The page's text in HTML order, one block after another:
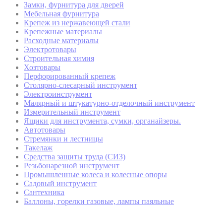
Замки, фурнитура для дверей
Мебельная фурнитура
Крепеж из нержавеющей стали
Крепежные материалы
Расходные материалы
Электротовары
Строительная химия
Хозтовары
Перфорированный крепеж
Столярно-слесарный инструмент
Электроинструмент
Малярный и штукатурно-отделочный инструмент
Измерительный инструмент
Ящики для инструмента, сумки, органайзеры.
Автотовары
Стремянки и лестницы
Такелаж
Средства защиты труда (СИЗ)
Резьбонарезной инструмент
Промышленные колеса и колесные опоры
Садовый инструмент
Сантехника
Баллоны, горелки газовые, лампы паяльные